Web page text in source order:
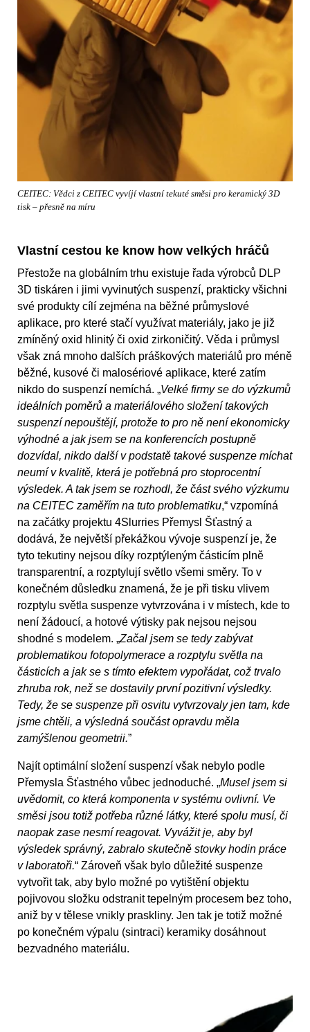
CEITEC: Vědci z CEITEC vyvíjí vlastní tekuté směsi pro keramický 3D
tisk – přesně na míru
Vlastní cestou ke know how velkých hráčů
Přestože na globálním trhu existuje řada výrobců DLP
3D tiskáren i jimi vyvinutých suspenzí, prakticky všichni
své produkty cílí zejména na běžné průmyslové
aplikace, pro které stačí využívat materiály, jako je již
zmíněný oxid hlinitý či oxid zirkoničitý. Věda i průmysl
však zná mnoho dalších práškových materiálů pro méně
běžné, kusové či malosériové aplikace, které zatím
nikdo do suspenzí nemíchá. „Velké firmy se do výzkumů
ideálních poměrů a materiálového složení takových
suspenzí nepouštějí, protože to pro ně není ekonomicky
výhodné a jak jsem se na konferencích postupně
dozvídal, nikdo další v podstatě takové suspenze míchat
neumí v kvalitě, která je potřebná pro stoprocentní
výsledek. A tak jsem se rozhodl, že část svého výzkumu
na CEITEC zaměřím na tuto problematiku,“ vzpomíná
na začátky projektu 4Slurries Přemysl Šťastný a
dodává, že největší překážkou vývoje suspenzí je, že
tyto tekutiny nejsou díky rozptýleným částicím plně
transparentní, a rozptylují světlo všemi směry. To v
konečném důsledku znamená, že je při tisku vlivem
rozptylu světla suspenze vytvrzována i v místech, kde to
není žádoucí, a hotové výtisky pak nejsou nejsou
shodné s modelem. „Začal jsem se tedy zabývat
problematikou fotopolymerace a rozptylu světla na
částicích a jak se s tímto efektem vypořádat, což trvalo
zhruba rok, než se dostavily první pozitivní výsledky.
Tedy, že se suspenze při osvitu vytvrzovaly jen tam, kde
jsme chtěli, a výsledná součást opravdu měla
zamýšlenou geometrii.”
Najít optimální složení suspenzí však nebylo podle
Přemysla Šťastného vůbec jednoduché. „Musel jsem si
uvědomit, co která komponenta v systému ovlivní. Ve
směsi jsou totiž potřeba různé látky, které spolu musí, či
naopak zase nesmí reagovat. Vyvážit je, aby byl
výsledek správný, zabralo skutečně stovky hodin práce
v laboratoři.“ Zároveň však bylo důležité suspenze
vytvořit tak, aby bylo možné po vytištění objektu
pojivovou složku odstranit tepelným procesem bez toho,
aniž by v tělese vnikly praskliny. Jen tak je totiž možné
po konečném výpalu (sintraci) keramiky dosáhnout
bezvadného materiálu.